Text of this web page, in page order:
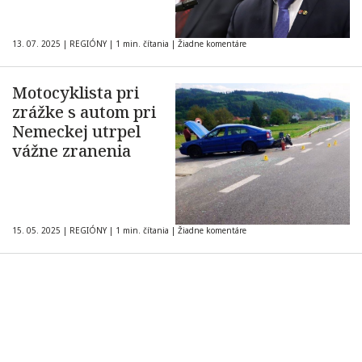
13. 07. 2025 | REGIÓNY | 1 min. čítania | Žiadne komentáre
Motocyklista pri
zrážke s autom pri
Nemeckej utrpel
vážne zranenia
15. 05. 2025 | REGIÓNY | 1 min. čítania | Žiadne komentáre